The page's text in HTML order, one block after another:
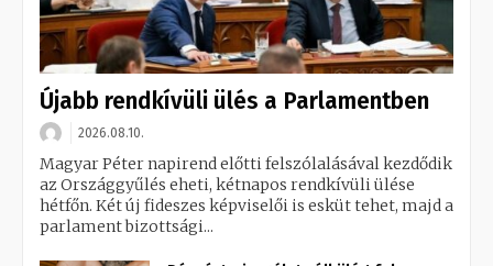
Újabb rendkívüli ülés a Parlamentben
2026.08.10.
Magyar Péter napirend előtti felszólalásával kezdődik
az Országgyűlés eheti, kétnapos rendkívüli ülése
hétfőn. Két új fideszes képviselői is esküt tehet, majd a
parlament bizottsági...